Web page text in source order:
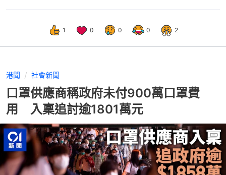
1 0 0 0 2
港聞 社會新聞
口罩供應商稱政府未付900萬口罩費
用 入稟追討逾1801萬元